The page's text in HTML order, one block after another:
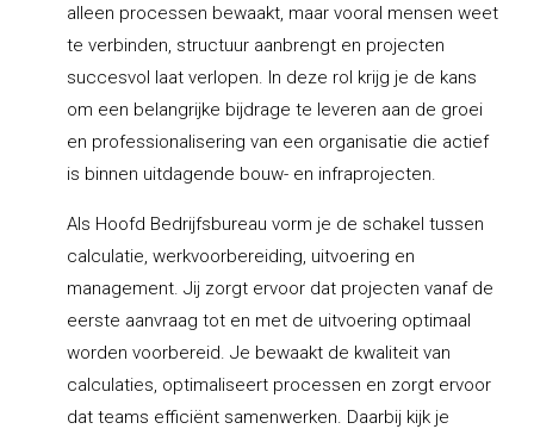
alleen processen bewaakt, maar vooral mensen weet
te verbinden, structuur aanbrengt en projecten
succesvol laat verlopen. In deze rol krijg je de kans
om een belangrijke bijdrage te leveren aan de groei
en professionalisering van een organisatie die actief
is binnen uitdagende bouw- en infraprojecten.
Als Hoofd Bedrijfsbureau vorm je de schakel tussen
calculatie, werkvoorbereiding, uitvoering en
management. Jij zorgt ervoor dat projecten vanaf de
eerste aanvraag tot en met de uitvoering optimaal
worden voorbereid. Je bewaakt de kwaliteit van
calculaties, optimaliseert processen en zorgt ervoor
dat teams efficiënt samenwerken. Daarbij kijk je